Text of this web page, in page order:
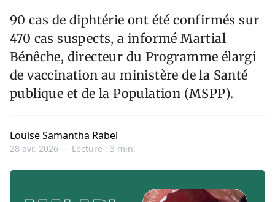
90 cas de diphtérie ont été confirmés sur
470 cas suspects, a informé Martial
Bénêche, directeur du Programme élargi
de vaccination au ministère de la Santé
publique et de la Population (MSPP).
Louise Samantha Rabel
28 avr. 2026 — Lecture : 3 min.